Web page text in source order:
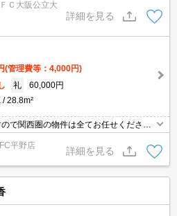
クレジット決済が可能ですので安心して
Ｃ大阪公立大
詳細を見る
(管理費等：4,000円)
礼
60,000円
28.8m²
で関西圏の物件は全てお任せくださ
までお気軽にお問い合わせくださいま
クレジット決済が可能ですので安心して
平野店
詳細を見る